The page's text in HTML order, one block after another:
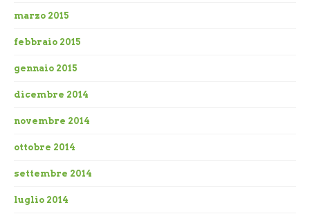
marzo 2015
febbraio 2015
gennaio 2015
dicembre 2014
novembre 2014
ottobre 2014
settembre 2014
luglio 2014